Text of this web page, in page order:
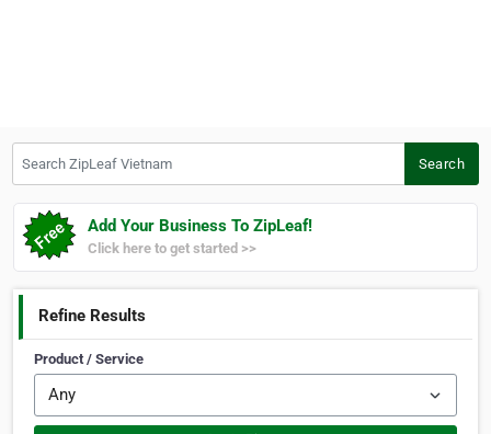
Search
Add Your Business To ZipLeaf!
Click here to get started >>
Refine Results
Product / Service